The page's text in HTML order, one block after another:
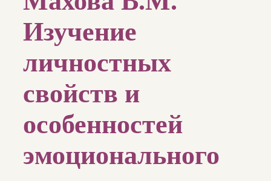
Изучение
личностных
свойств и
особенностей
эмоционального